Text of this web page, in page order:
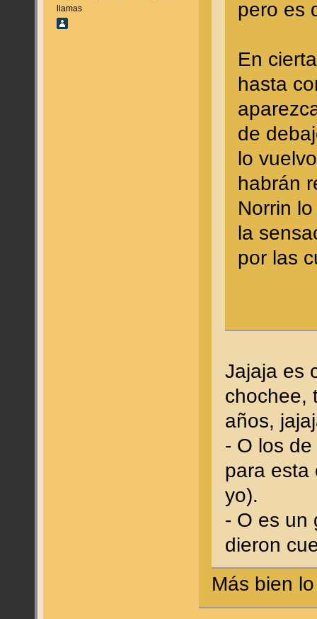
llamas
pero es
En
hasta
de
lo
habrán
Norrin
la
por las
Jajaja es
chochee,
años,
- O los
para esta
yo).
- O es un
dieron
Más bien